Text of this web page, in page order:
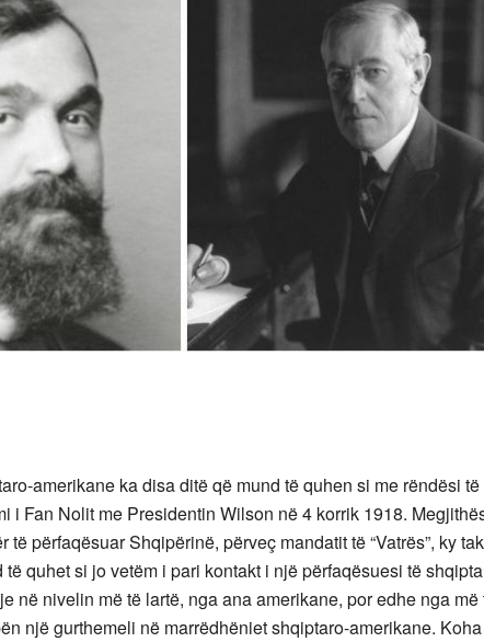
amerikane ka disa ditë që mund të quhen si me rëndësi
i Fan Nolit me Presidentin Wilson në 4 korrik 1918.
të përfaqësuar Shqipërinë, përveç mandatit të “Vatrës”, ky
quhet si jo vetëm i pari kontakt i një përfaqësuesi të
në nivelin më të lartë, nga ana amerikane, por edhe nga më
një gurthemeli në marrëdhëniet shqiptaro-amerikane.